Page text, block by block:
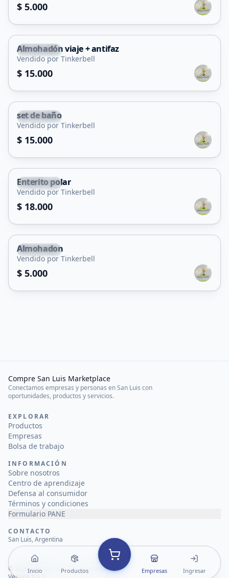
$ 5.000
La Punta
Almohadón viaje + antifaz
Vendido por Tinkerbell
$ 15.000
La Punta
set de baño
Vendido por Tinkerbell
$ 15.000
La Punta
Enterito polar
Vendido por Tinkerbell
$ 18.000
La Punta
Almohadon
Vendido por Tinkerbell
$ 5.000
Inicio Productos Empresas Ingresar
Compre San Luis Marketplace
Conectamos empresas y personas en San Luis con
oportunidades, productos y servicios.
EXPLORAR
Productos
Empresas
Bolsa de trabajo
INFORMACIÓN
Sobre nosotros
Centro de aprendizaje
Defensa al consumidor
Términos y condiciones
Formulario PANE
CONTACTO
San Luis, Argentina
© 2026Compre San Luis Marketplace